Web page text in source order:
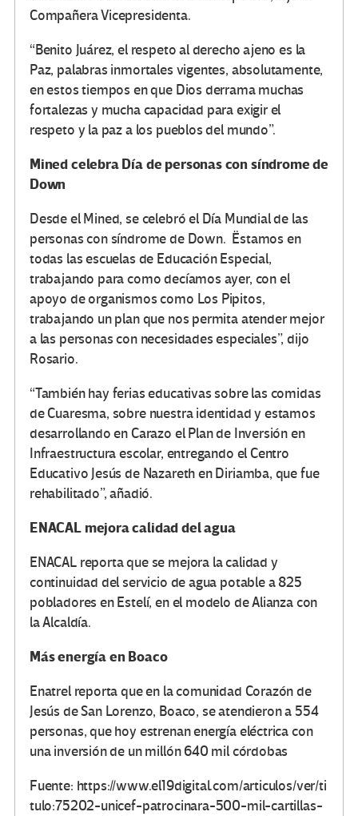
Compañera Vicepresidenta.
“Benito Juárez, el respeto al derecho ajeno es la
Paz, palabras inmortales vigentes, absolutamente,
en estos tiempos en que Dios derrama muchas
fortalezas y mucha capacidad para exigir el
respeto y la paz a los pueblos del mundo”.
Mined celebra Día de personas con síndrome de
Down
Desde el Mined, se celebró el Día Mundial de las
personas con síndrome de Down. Ëstamos en
todas las escuelas de Educación Especial,
trabajando para como decíamos ayer, con el
apoyo de organismos como Los Pipitos,
trabajando un plan que nos permita atender mejor
a las personas con necesidades especiales”, dijo
Rosario.
“También hay ferias educativas sobre las comidas
de Cuaresma, sobre nuestra identidad y estamos
desarrollando en Carazo el Plan de Inversión en
Infraestructura escolar, entregando el Centro
Educativo Jesús de Nazareth en Diriamba, que fue
rehabilitado”, añadió.
ENACAL mejora calidad del agua
ENACAL reporta que se mejora la calidad y
continuidad del servicio de agua potable a 825
pobladores en Estelí, en el modelo de Alianza con
la Alcaldía.
Más energía en Boaco
Enatrel reporta que en la comunidad Corazón de
Jesús de San Lorenzo, Boaco, se atendieron a 554
personas, que hoy estrenan energía eléctrica con
una inversión de un millón 640 mil córdobas
Fuente: https://www.el19digital.com/articulos/ver/ti
tulo:75202-unicef-patrocinara-500-mil-cartillas-